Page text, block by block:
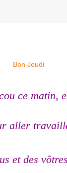
ce matin,
aller
et des